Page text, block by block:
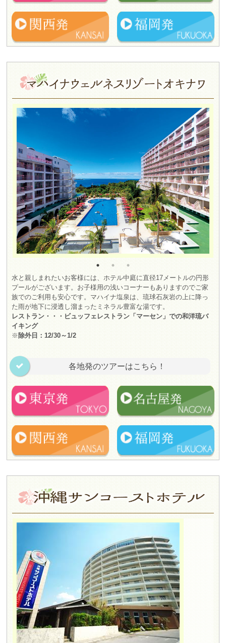
水と親しまれたいお客様には、ホテル中庭に直径17メートルの円形
プールがございます。お子様用の浅いコーナーもありますのでご家
族でのご利用も安心です。マハイナ塩泉は、琉球石灰岩の上に降っ
た雨が地下に浸透し溜まったミネラル豊富な湯です。
レストラン・・・ビュッフェレストラン「マーセン」での和洋琉バ
イキング
※ 除外日：12/30～1/2
各地発のツアーはこちら！